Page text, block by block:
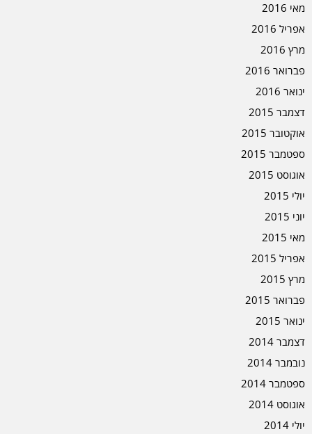
מאי 2016
אפריל 2016
מרץ 2016
פברואר 2016
ינואר 2016
דצמבר 2015
אוקטובר 2015
ספטמבר 2015
אוגוסט 2015
יולי 2015
יוני 2015
מאי 2015
אפריל 2015
מרץ 2015
פברואר 2015
ינואר 2015
דצמבר 2014
נובמבר 2014
ספטמבר 2014
אוגוסט 2014
יולי 2014